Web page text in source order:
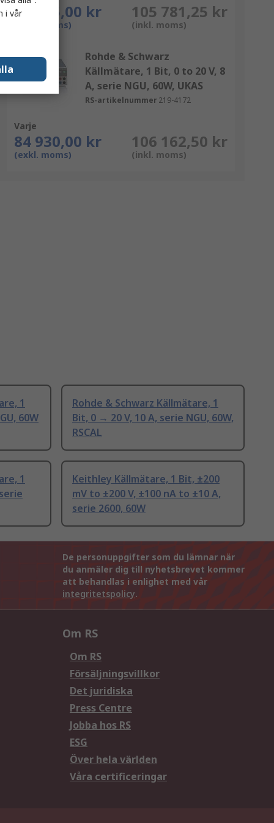
84 625,00 kr
(exkl. moms)
105 781,25 kr
(inkl. moms)
Rohde & Schwarz
Källmätare, 1 Bit, 0 to 20 V, 8
A, serie NGU, 60W, UKAS
RS-artikelnummer 219-4172
Varje
84 930,00 kr
(exkl. moms)
106 162,50 kr
(inkl. moms)
1
60W
Rohde & Schwarz Källmätare, 1
Bit, 0 → 20 V, 10 A, serie NGU, 60W,
RSCAL
1
Keithley Källmätare, 1 Bit, ±200
mV to ±200 V, ±100 nA to ±10 A,
serie 2600, 60W
De personuppgifter som du lämnar när
du anmäler dig till nyhetsbrevet kommer
att behandlas i enlighet med vår
integritetspolicy.
Om RS
Om RS
Försäljningsvillkor
Det juridiska
Press Centre
Jobba hos RS
ESG
Över hela världen
Våra certificeringar
i vår